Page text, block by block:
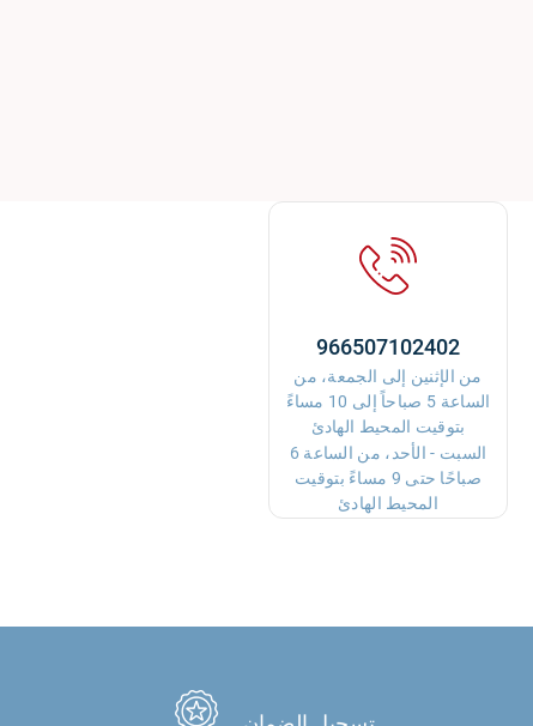
966507102402
من الإثنين إلى الجمعة، من
الساعة 5 صباحاً إلى 10 مساءً
بتوقيت المحيط الهادئ
السبت - الأحد، من الساعة 6
صباحًا حتى 9 مساءً بتوقيت
المحيط الهادئ